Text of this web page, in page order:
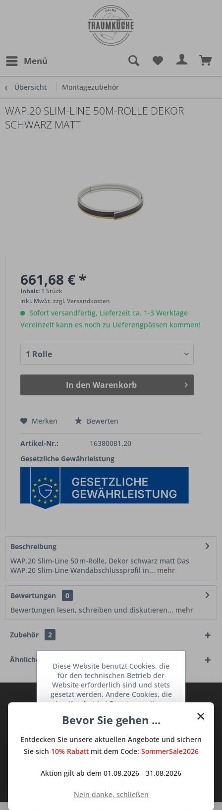
Menü
Übersicht Montagezubehör
WAP.20 SLIM-LINE 50M-ROLLE DEKOR
SCHWARZ MATT
661,68 € *
Inhalt: 1 Stück
inkl. MwSt.zzgl. Versandkosten
Sofort versandfertig, Lieferzeit ca. 1-3 Werktage
Vereinzelt kann es noch zu Lieferengpässen kommen!
In den Warenkorb
Merken Bewerten
Artikel-Nr.:
16380081.20
Gesetzliche Gewährleistung
Beschreibung
WAP.20 Slim-Line 50 m-Rolle, Dekor schwarz matt Das
WAP.20 Slim-Line Wandabschlussprofil in... mehr
Bewertungen
0
Bewertungen lesen, schreiben und diskutieren... mehr
Zubehör 2
Ähnliche Artikel
Abonnieren Sie den kostenlosen Deine
Sie keine Neuigkeit oder Aktion mehr aus
Ich habe dieDatenschutzbestimmungen
×
Bevor Sie gehen ...
Entdecken Sie unsere aktuellen Angebote und sichern
Sie sich 10% Rabattmit dem Code: SommerSale2026
Aktion gilt ab dem 01.08.2026 - 31.08.2026
Nein danke, schließen
Diese Website benutzt Cookies, die
für den technischen Betrieb der
Website erforderlich sind und stets
gesetzt werden. Andere Cookies, die
den Komfort bei Benutzung dieser
dienen oder die Interaktion mit
Netzwerken vereinfachen sollen,
werden nur mit Ihrer Zustimmung
Ablehnen